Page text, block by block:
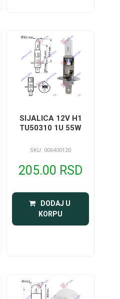
SIJALICA 12V H1
TU50310 1U 55W
SKU: 006400120
205.00 RSD
DODAJ U
KORPU